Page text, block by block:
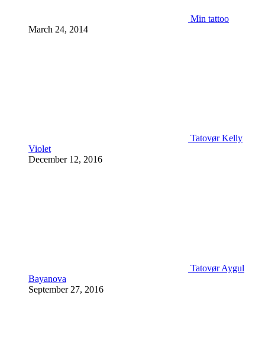
Min tattoo
March 24, 2014
Tatovør Kelly
Violet
December 12, 2016
Tatovør Aygul
Bayanova
September 27, 2016